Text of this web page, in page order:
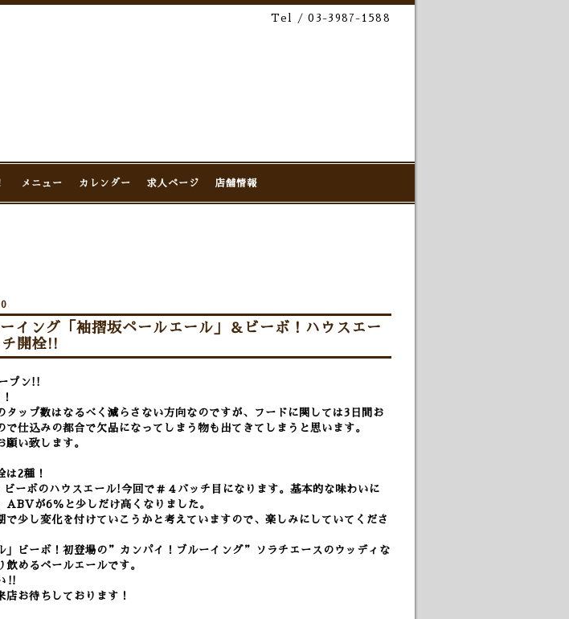
Tel / 03-3987-1588
メニュー カレンダー 求人ページ 店舗情報
イング「袖摺坂ペールエール」＆ビーボ！ハウスエー
開栓!!
ープン!!
タップ数はなるべく減らさない方向なのですが、フードに関しては3日間お
で仕込みの都合で欠品になってしまう物も出てきてしまうと思います。
願い致します。
は2種！
ビーボのハウスエール!今回で＃４バッチ目になります。基本的な味わいに
ABVが6％と少しだけ高くなりました。
で少し変化を付けていこうかと考えていますので、楽しみにしていてくださ
」ビーボ！初登場の”カンパイ！ブルーイング”ソラチエースのウッディな
飲めるペールエールです。
‼
店お待ちしております！